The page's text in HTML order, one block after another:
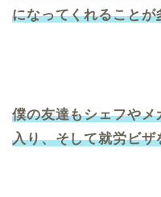
になってくれることが
僕の友達もシェフや
入り、そして就労ビ